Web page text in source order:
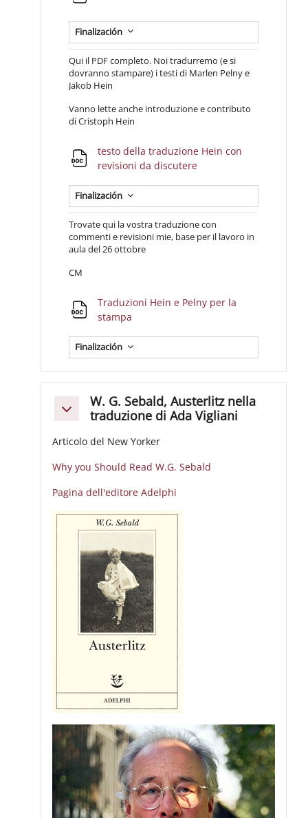
Finalización
Qui il PDF completo. Noi tradurremo (e si
dovranno stampare) i testi di Marlen Pelny e
Jakob Hein
Vanno lette anche introduzione e contributo
di Cristoph Hein
testo della traduzione Hein con
revisioni da discutere
Finalización
Trovate qui la vostra traduzione con
commenti e revisioni mie, base per il lavoro in
aula del 26 ottobre
CM
Traduzioni Hein e Pelny per la
stampa
Finalización
Colapsar
W. G. Sebald, Austerlitz nella
traduzione di Ada Vigliani
Articolo del New Yorker
Why you Should Read W.G. Sebald
Pagina dell'editore Adelphi